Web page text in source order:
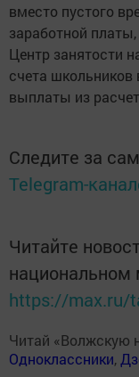
вместо пустого
заработной
Центр занятости
счета
выплаты из
Следите за
Telegram-
Читайте
https://max.ru/
Читай «Волжскую
Одноклассники,